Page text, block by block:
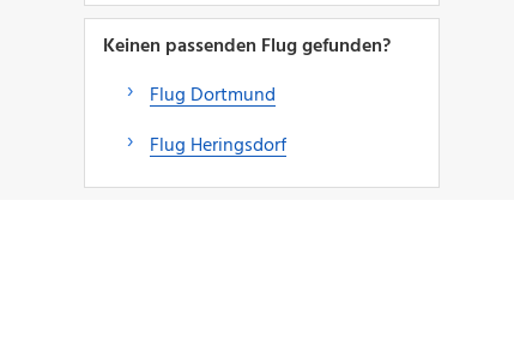
Keinen passenden Flug gefunden?
Flug Dortmund
Flug Heringsdorf